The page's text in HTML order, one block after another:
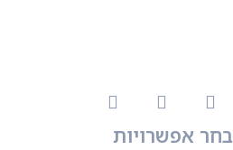
בחר אפשרויות